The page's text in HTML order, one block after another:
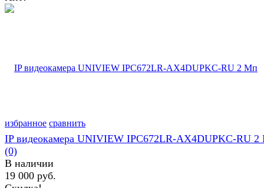
избранное сравнить
IP видеокамера UNIVIEW IPC672LR-AX4DUPKC-RU
(0)
В наличии
19 000 руб.